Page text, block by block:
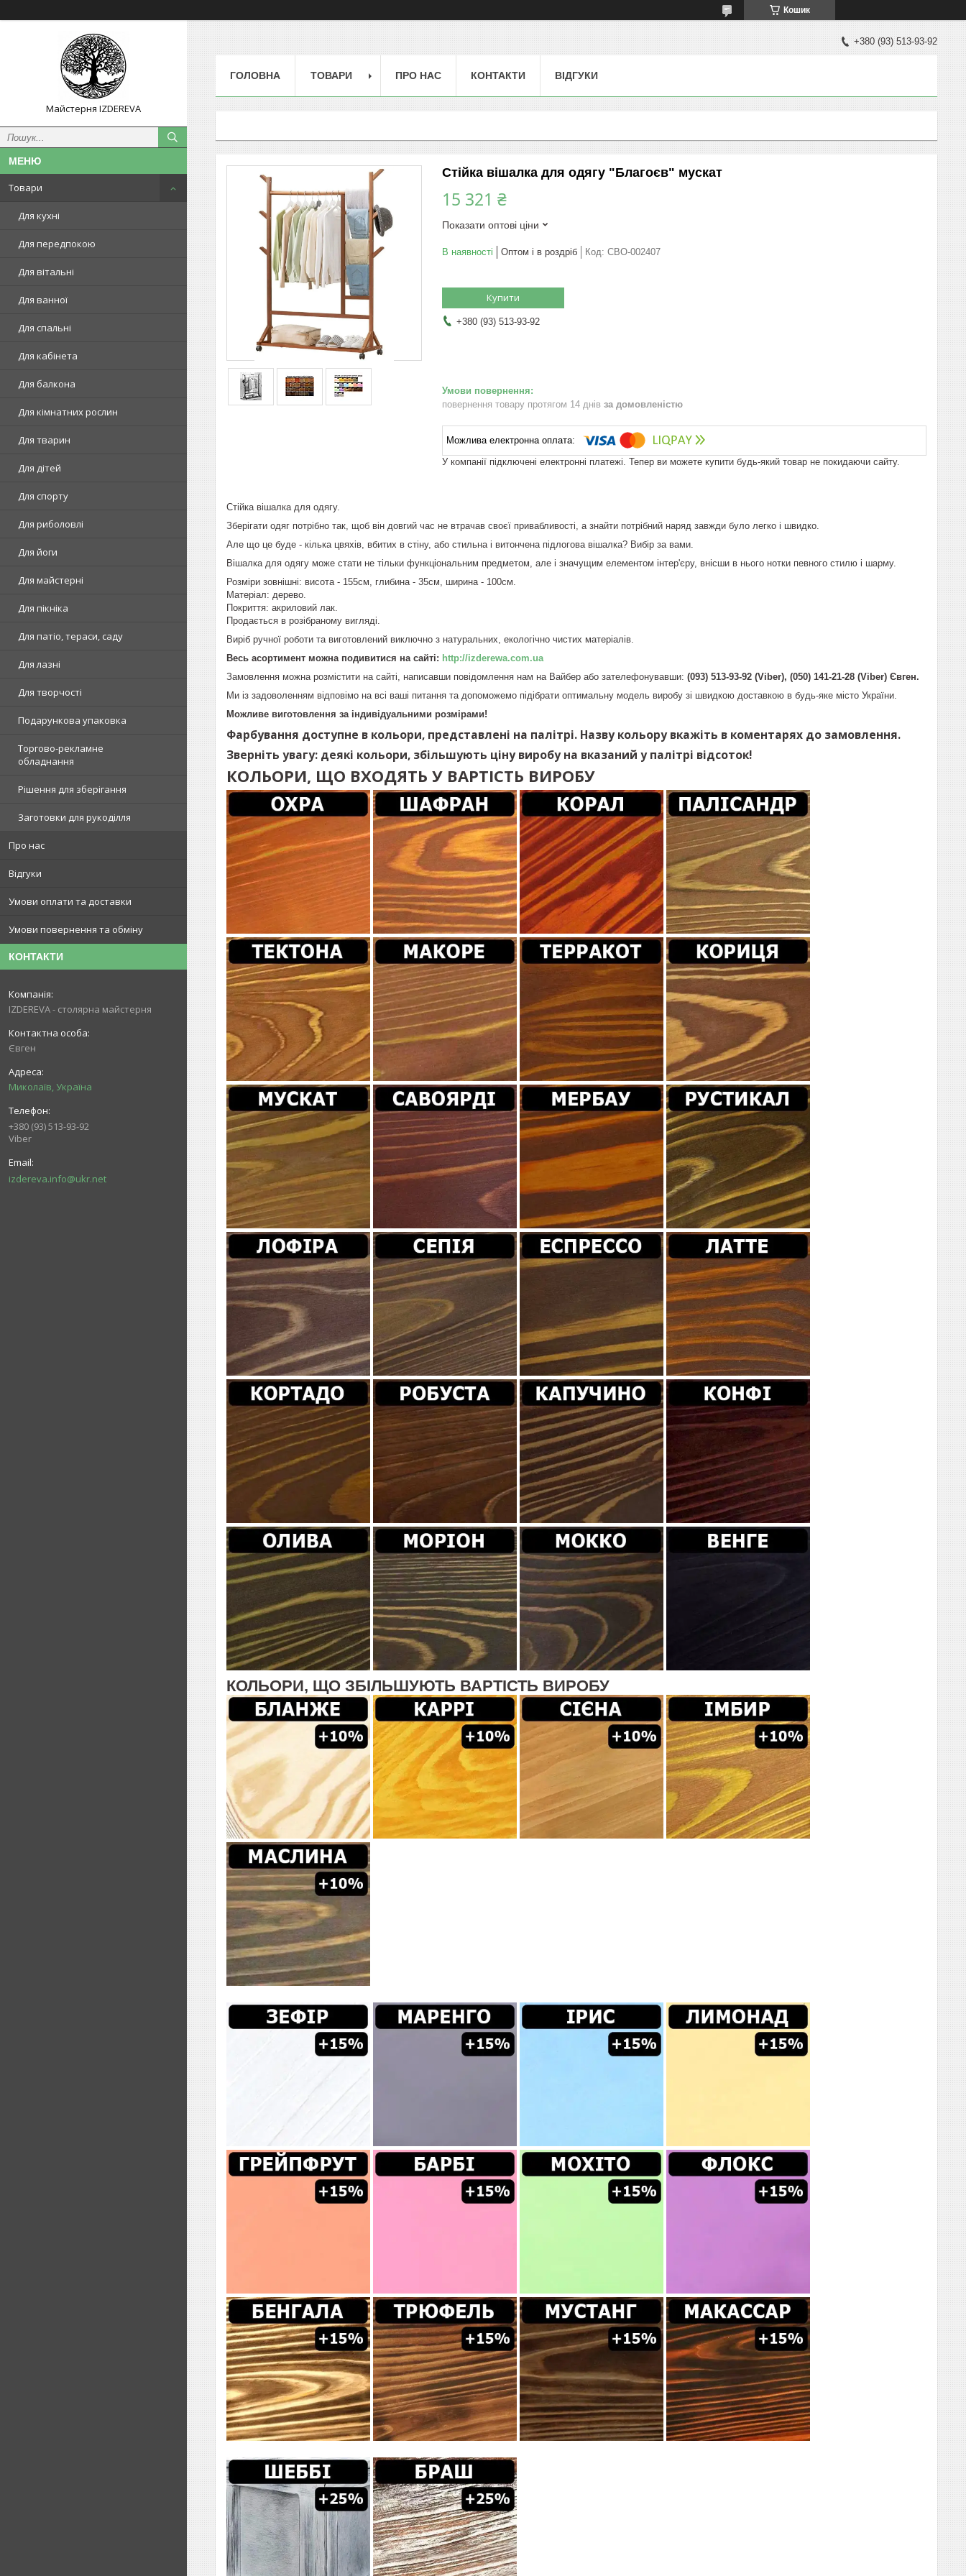
Кошик
Майстерня IZDEREVA
Товари
Для кухні
Для передпокою
Для вітальні
Для ванної
Для спальні
Для кабінета
Для балкона
Для кімнатних рослин
Для тварин
Для дітей
Для спорту
Для риболовлі
Для йоги
Для майстерні
Для пікніка
Для патіо, тераси, саду
Для лазні
Для творчості
Подарункова упаковка
Торгово-рекламне
обладнання
Рішення для зберігання
Заготовки для рукоділля
Про нас
Відгуки
Умови оплати та доставки
Умови повернення та обміну
КОНТАКТИ
IZDEREVA - столярна майстерня
Євген
Миколаїв, Україна
+380 (93) 513-93-92
Viber
izdereva.info@ukr.net
+380 (93) 513-93-92
ГОЛОВНА ТОВАРИ ПРО НАС КОНТАКТИ ВІДГУКИ
Стійка вішалка для одягу "Благоєв" мускат
15 321 ₴
Показати оптові ціни
В наявності Оптом і в роздріб Код: СВО-002407
Купити
+380 (93) 513-93-92
повернення товару протягом 14 днів за домовленістю
У компанії підключені електронні платежі. Тепер ви можете купити будь-який товар не покидаючи сайту.
Стійка вішалка для одягу.
Зберігати одяг потрібно так, щоб він довгий час не втрачав своєї привабливості, а знайти потрібний наряд завжди було легко і швидко.
Але що це буде - кілька цвяхів, вбитих в стіну, або стильна і витончена підлогова вішалка? Вибір за вами.
Вішалка для одягу може стати не тільки функціональним предметом, але і значущим елементом інтер'єру, внісши в нього нотки певного стилю і шарму.
Розміри зовнішні: висота - 155см, глибина - 35см, ширина - 100см.
Матеріал: дерево.
Покриття: акриловий лак.
Продається в розібраному вигляді.
Виріб ручної роботи та виготовлений виключно з натуральних, екологічно чистих матеріалів.
Весь асортимент можна подивитися на сайті: http://izderewa.com.ua
Замовлення можна розмістити на сайті, написавши повідомлення нам на Вайбер або зателефонувавши: (093) 513-93-92 (Viber), (050) 141-21-28 (Viber) Євген.
Ми із задоволенням відповімо на всі ваші питання та допоможемо підібрати оптимальну модель виробу зі швидкою доставкою в будь-яке місто України.
Можливе виготовлення за індивідуальними розмірами!
Фарбування доступне в кольори, представлені на палітрі. Назву кольору вкажіть в коментарях до замовлення.
Зверніть увагу: деякі кольори, збільшують ціну виробу на вказаний у палітрі відсоток!
КОЛЬОРИ, ЩО ВХОДЯТЬ У ВАРТІСТЬ ВИРОБУ
КОЛЬОРИ, ЩО ЗБІЛЬШУЮТЬ ВАРТІСТЬ ВИРОБУ